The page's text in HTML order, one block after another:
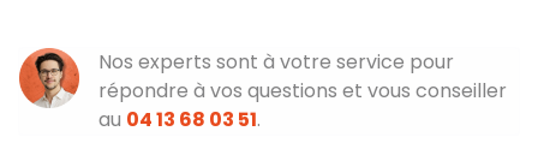
Nos experts sont à votre service pour
répondre à vos questions et vous conseiller
au 04 13 68 03 51.